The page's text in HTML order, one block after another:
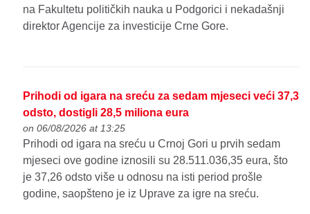
na Fakultetu političkih nauka u Podgorici i nekadašnji
direktor Agencije za investicije Crne Gore.
Prihodi od igara na sreću za sedam mjeseci veći 37,3
odsto, dostigli 28,5 miliona eura
on 06/08/2026 at 13:25
Prihodi od igara na sreću u Crnoj Gori u prvih sedam
mjeseci ove godine iznosili su 28.511.036,35 eura, što
je 37,26 odsto više u odnosu na isti period prošle
godine, saopšteno je iz Uprave za igre na sreću.